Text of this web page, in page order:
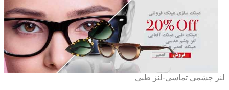
لنز چشمی تماسی-لنز طبی